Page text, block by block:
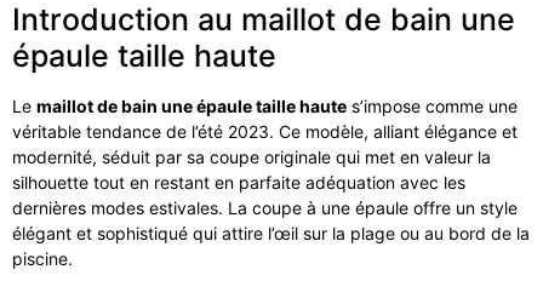
Introduction au maillot de bain une
épaule taille haute
Le maillot de bain une épaule taille haute s’impose comme une
véritable tendance de l’été 2023. Ce modèle, alliant élégance et
modernité, séduit par sa coupe originale qui met en valeur la
silhouette tout en restant en parfaite adéquation avec les
dernières modes estivales. La coupe à une épaule offre un style
élégant et sophistiqué qui attire l’œil sur la plage ou au bord de la
piscine.